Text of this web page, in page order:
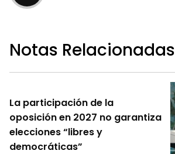
Notas Relacionadas
La participación de la
oposición en 2027 no garantiza
elecciones “libres y
democráticas”